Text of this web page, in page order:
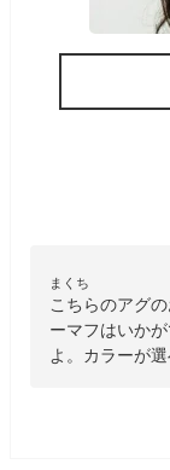
まくち
こちらのアグ
ーマフはいか
よ。カラーが